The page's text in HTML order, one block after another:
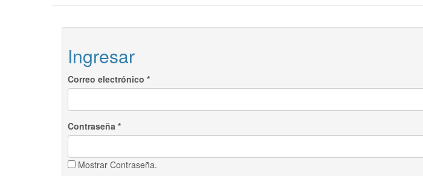
Ingresar
Correo electrónico *
Contraseña *
Mostrar Contraseña.